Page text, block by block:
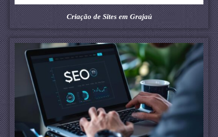
Criação de Sites em Grajaú